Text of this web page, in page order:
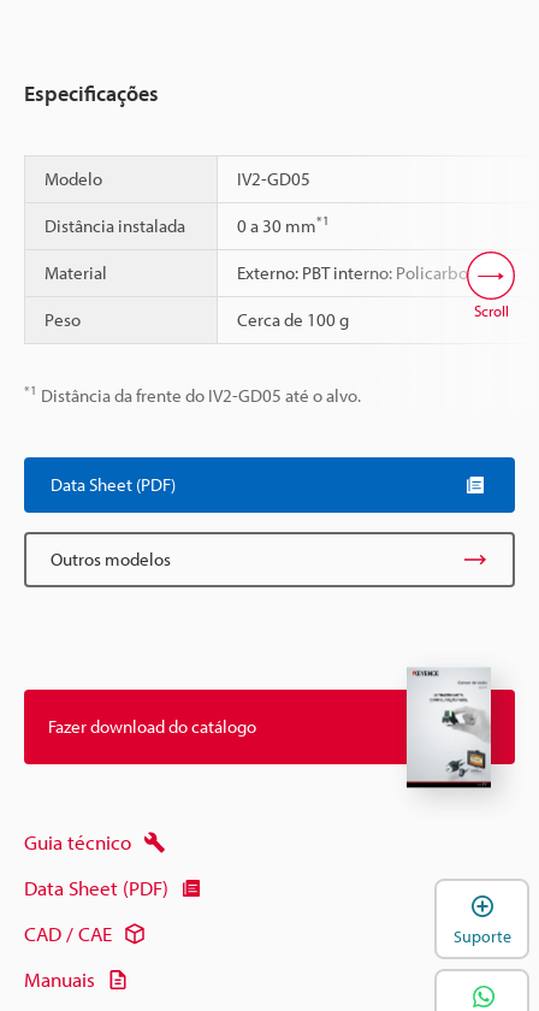
Especificações
Modelo IV2-GD05
Distância instalada 0 a 30 mm*1
Material Externo: PBT interno: Policarbonato
Peso Cerca de 100 g
*1 Distância da frente do IV2-GD05 até o alvo.
Scroll
Data Sheet (PDF)
Outros modelos
Fazer download do catálogo
Guia técnico
Data Sheet (PDF)
CAD / CAE
Manuais
Suporte